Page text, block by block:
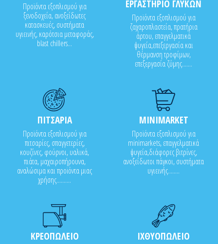
Προϊόντα εξοπλισμού για
ξενοδοχεία, ανοξείδωτες
κατασκευές, συστήματα
υγιεινής, καρότσια μεταφοράς,
blast chillers...
ΕΡΓΑΣΤΗΡΙΟ ΓΛΥΚΩΝ
Προϊόντα εξοπλισμού για
ζαχαροπλαστεία, πρατήρια
άρτου, επαγγελματικά
ψυγεία,επεξεργασία και
θέρμανση τροφίμων,
επεξεργασία ζύμης.......
ΠΙΤΣΑΡΙΑ
Προϊόντα εξοπλισμού για
πιτσαρίες, σπαγγετερίες,
κουζίνες, φούρνοι, υαλικά,
πιάτα, μαχαιροπήρουνα,
αναλώσιμα και προϊόντα μιας
χρήσης..........
MINIMARKET
Προϊόντα εξοπλισμού για
minimarkets, επαγγελματικά
ψυγεία,διάφορες βιτρίνες,
ανοξείδωτοι πάγκοι, συστήματα
υγιεινής........
ΚΡΕΟΠΩΛΕΙΟ ΙΧΘΥΟΠΩΛΕΙΟ